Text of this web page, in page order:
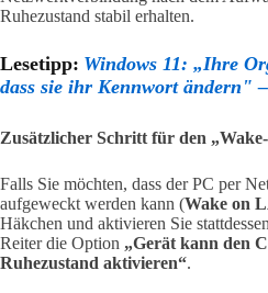
Ruhezustand stabil erhalten.
Lesetipp: Windows 11: „Ihre
dass sie ihr Kennwort ändern"
Zusätzlicher Schritt für den
Falls Sie möchten, dass der PC per
aufgeweckt werden kann (Wake on
Häkchen und aktivieren Sie
Reiter die Option „Gerät kann den
Ruhezustand aktivieren“.